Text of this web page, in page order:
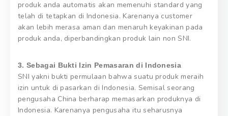
produk anda automatis akan memenuhi standard yang
telah di tetapkan di Indonesia. Karenanya customer
akan lebih merasa aman dan menaruh keyakinan pada
produk anda, diperbandingkan produk lain non SNI.
3. Sebagai Bukti Izin Pemasaran di Indonesia
SNI yakni bukti permulaan bahwa suatu produk meraih
izin untuk di pasarkan di Indonesia. Semisal seorang
pengusaha China berharap memasarkan produknya di
Indonesia. Karenanya pengusaha itu seharusnya